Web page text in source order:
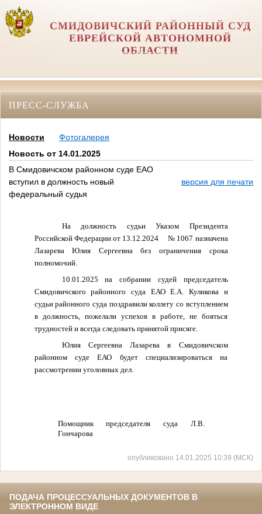
СМИДОВИЧСКИЙ РАЙОННЫЙ СУД
ЕВРЕЙСКОЙ АВТОНОМНОЙ
ОБЛАСТИ
ПРЕСС-СЛУЖБА
Новости
Фотогалерея
Новость от 14.01.2025
В Смидовичском районном суде ЕАО
вступил в должность новый
федеральный судья
версия для печати
На должность судьи Указом Президента
Российской Федерации от 13.12.2024
№ 1067 назначена
Лазарева Юлия Сергеевна без ограничения срока
полномочий.
10.01.2025 на собрании судей председатель
Смидовичского районного суда ЕАО Е.А. Куликова и
судьи районного суда поздравили коллегу со вступлением
в должность, пожелали успехов в работе, не бояться
трудностей и всегда следовать принятой присяге.
Юлия Сергеевна Лазарева в Смидовичском
районном суде ЕАО будет специализироваться на
рассмотрении уголовных дел.
Помощник председателя суда Л.В.
Гончарова
опубликовано 14.01.2025 10:39 (МСК)
ПОДАЧА ПРОЦЕССУАЛЬНЫХ ДОКУМЕНТОВ В
ЭЛЕКТРОННОМ ВИДЕ